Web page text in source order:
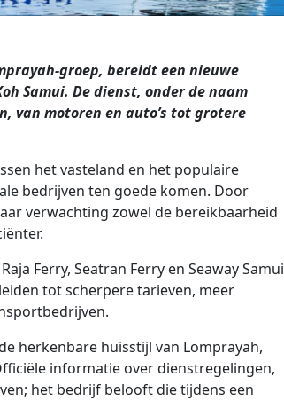
bereidt een nieuwe
Samui. De dienst, onder de naam
van motoren en auto’s tot grotere
het vasteland en het populaire
bedrijven ten goede komen. Door
verwachting zowel de bereikbaarheid
Ferry, Seatran Ferry en Seaway Samui
tot scherpere tarieven, meer
herkenbare huisstijl van Lomprayah,
informatie over dienstregelingen,
het bedrijf belooft die tijdens een